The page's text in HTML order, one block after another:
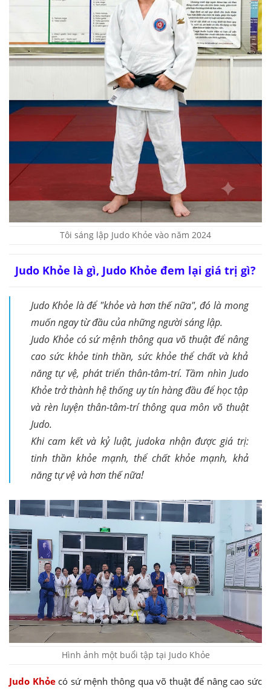
Tôi sáng lập Judo Khỏe vào năm 2024
Judo Khỏe là gì, Judo Khỏe đem lại giá trị gì?
Judo Khỏe là để "khỏe và hơn thế nữa", đó là mong
muốn ngay từ đầu của những người sáng lập.
Judo Khỏe có sứ mệnh thông qua võ thuật để nâng
cao sức khỏe tinh thần, sức khỏe thể chất và khả
năng tự vệ, phát triển thân-tâm-trí. Tầm nhìn Judo
Khỏe trở thành hệ thống uy tín hàng đầu để học tập
và rèn luyện thân-tâm-trí thông qua môn võ thuật
Judo.
Khi cam kết và kỷ luật, judoka nhận được giá trị:
tinh thần khỏe mạnh, thể chất khỏe mạnh, khả
năng tự vệ và hơn thế nữa!
Hình ảnh một buổi tập tại Judo Khỏe
Judo Khỏecó sứ mệnh thông qua võ thuật để nâng cao sức